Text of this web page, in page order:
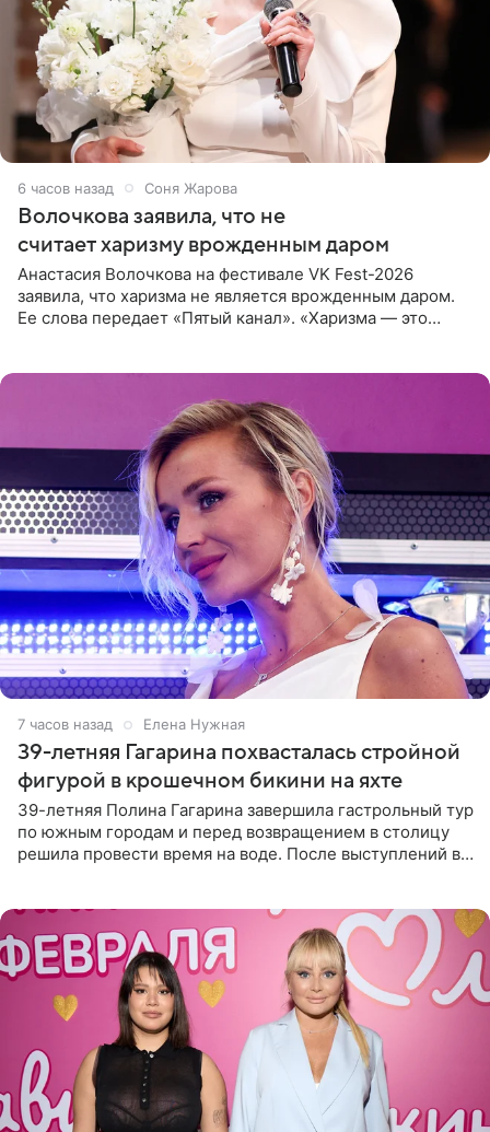
6 часов назад Соня Жарова
Волочкова заявила, что не
считает харизму врожденным даром
Анастасия Волочкова на фестивале VK Fest-2026
заявила, что харизма не является врожденным даром.
Ее слова передает «Пятый канал». «Харизма — это
7 часов назад Елена Нужная
39-летняя Гагарина похвасталась стройной
фигурой в крошечном бикини на яхте
39-летняя Полина Гагарина завершила гастрольный тур
по южным городам и перед возвращением в столицу
решила провести время на воде. После выступлений в